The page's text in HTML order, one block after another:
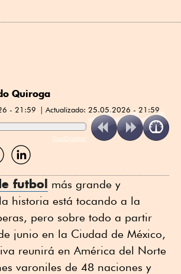
Quiroga
- 21:59 Actualizado: 25.05.2026 - 21:59
ReadSpeaker
Compartir
por
futbol más grande y
historia está tocando a la
pero sobre todo a partir
junio en la Ciudad de México,
reunirá en América del Norte
varoniles de 48 naciones y